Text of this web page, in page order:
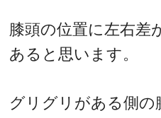
膝頭の位置に左右差
あると思います。
グリグリがある側の